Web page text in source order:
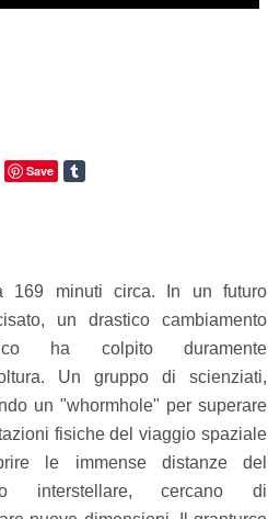
Save
169 minuti circa. In un futuro
un drastico cambiamento
ha colpito duramente
Un gruppo di scienziati,
un "whormhole" per superare
fisiche del viaggio spaziale
le immense distanze del
interstellare, cercano di